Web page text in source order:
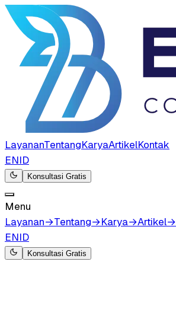
LayananTentangKaryaArtikelKontak
ENID
Konsultasi Gratis
Menu
Layanan→Tentang→Karya→Artikel→
ENID
Konsultasi Gratis